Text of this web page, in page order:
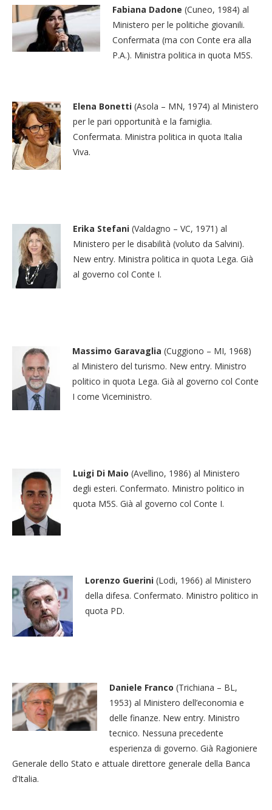
Fabiana Dadone (Cuneo, 1984) al
Ministero per le politiche giovanili.
Confermata (ma con Conte era alla
P.A.). Ministra politica in quota M5S.
Elena Bonetti (Asola – MN, 1974) al Ministero
per le pari opportunità e la famiglia.
Confermata. Ministra politica in quota Italia
Viva.
Erika Stefani (Valdagno – VC, 1971) al
Ministero per le disabilità (voluto da Salvini).
New entry. Ministra politica in quota Lega. Già
al governo col Conte I.
Massimo Garavaglia (Cuggiono – MI, 1968)
al Ministero del turismo. New entry. Ministro
politico in quota Lega. Già al governo col Conte
I come Viceministro.
Luigi Di Maio (Avellino, 1986) al Ministero
degli esteri. Confermato. Ministro politico in
quota M5S. Già al governo col Conte I.
Lorenzo Guerini (Lodi, 1966) al Ministero
della difesa. Confermato. Ministro politico in
quota PD.
Daniele Franco (Trichiana – BL,
1953) al Ministero dell’economia e
delle finanze. New entry. Ministro
tecnico. Nessuna precedente
esperienza di governo. Già Ragioniere
Generale dello Stato e attuale direttore generale della Banca
d’Italia.